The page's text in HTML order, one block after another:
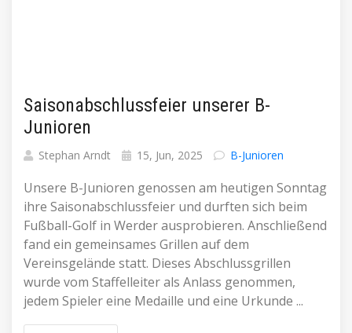
Saisonabschlussfeier unserer B-
Junioren
Stephan Arndt 15, Jun, 2025 B-Junioren
Unsere B-Junioren genossen am heutigen Sonntag
ihre Saisonabschlussfeier und durften sich beim
Fußball-Golf in Werder ausprobieren. Anschließend
fand ein gemeinsames Grillen auf dem
Vereinsgelände statt. Dieses Abschlussgrillen
wurde vom Staffelleiter als Anlass genommen,
jedem Spieler eine Medaille und eine Urkunde ...